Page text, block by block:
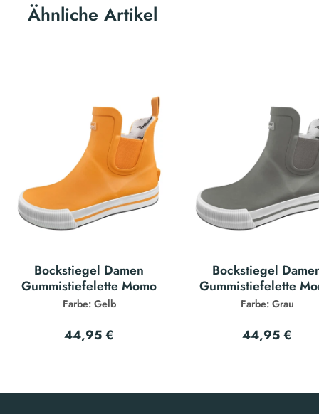
Ähnliche Artikel
Bockstiegel Damen
Gummistiefelette Momo
Farbe: Gelb
44,95 €
Bockstiegel
Gummistiefelette
Farbe: Grau
44,95 €